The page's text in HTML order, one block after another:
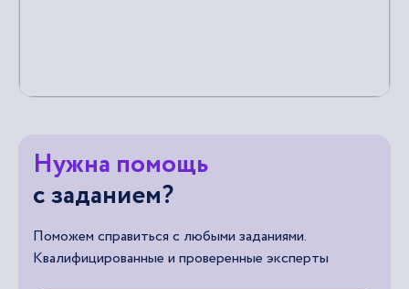
Нужна помощь
с заданием?
Поможем справиться с любыми заданиями.
Квалифицированные и проверенные эксперты